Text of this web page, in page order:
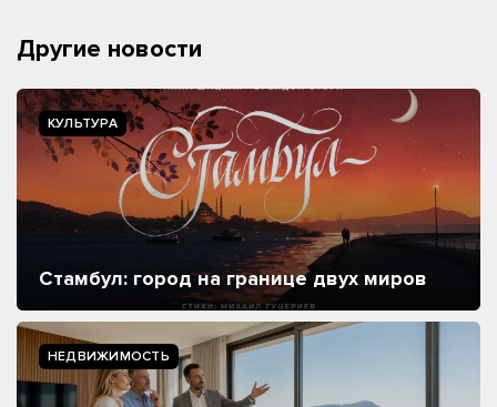
Другие новости
КУЛЬТУРА
Стамбул: город на границе двух миров
НЕДВИЖИМОСТЬ